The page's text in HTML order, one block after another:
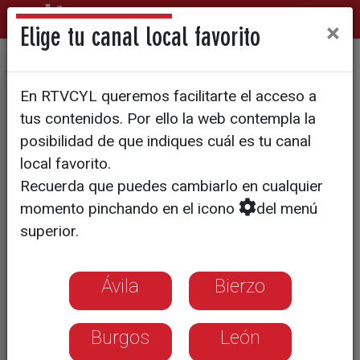
Carlos Martínez ya es
oficialmente candidato del
PSOE a la presidencia de la
Junta
Elige tu canal local favorito ×
En RTVCYL queremos facilitarte el acceso a
tus contenidos. Por ello la web contempla la
posibilidad de que indiques cuál es tu canal
local favorito.
Recuerda que puedes cambiarlo en cualquier
momento pinchando en el icono
del menú
superior.
Ávila Bierzo
Burgos León